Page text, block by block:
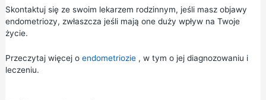
Skontaktuj się ze swoim lekarzem rodzinnym, jeśli masz objawy
endometriozy, zwłaszcza jeśli mają one duży wpływ na Twoje
życie.
Przeczytaj więcej o endometriozie, w tym o jej diagnozowaniu i
leczeniu.